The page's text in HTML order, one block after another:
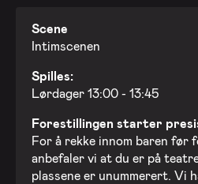
Scene
Intimscenen
Spilles:
Lørdager 13:00 - 13:45
Forestillingen starter
For å rekke innom baren
anbefaler vi at du er på
plassene er unummerert. Vi